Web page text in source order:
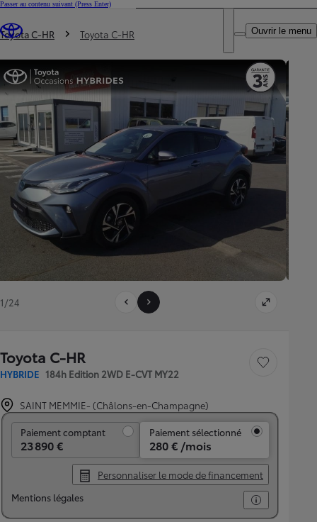
Passer au contenu suivant (Press Enter)
Trouvez un partenaire Toyota
DEALER NAME
Ouvrir le menu
Vous êtes ici
Toyota C-HR Toyota C-HR
1/24
Toyota C-HR
HYBRIDE 184h Edition 2WD E-CVT MY22
Sauvegarder le
SAINT MEMMIE- (Châlons-en-Champagne)
Paiement comptant
23 890 €
Paiement sélectionné
280 € /mois
Personnaliser le mode de financement
Mentions légales